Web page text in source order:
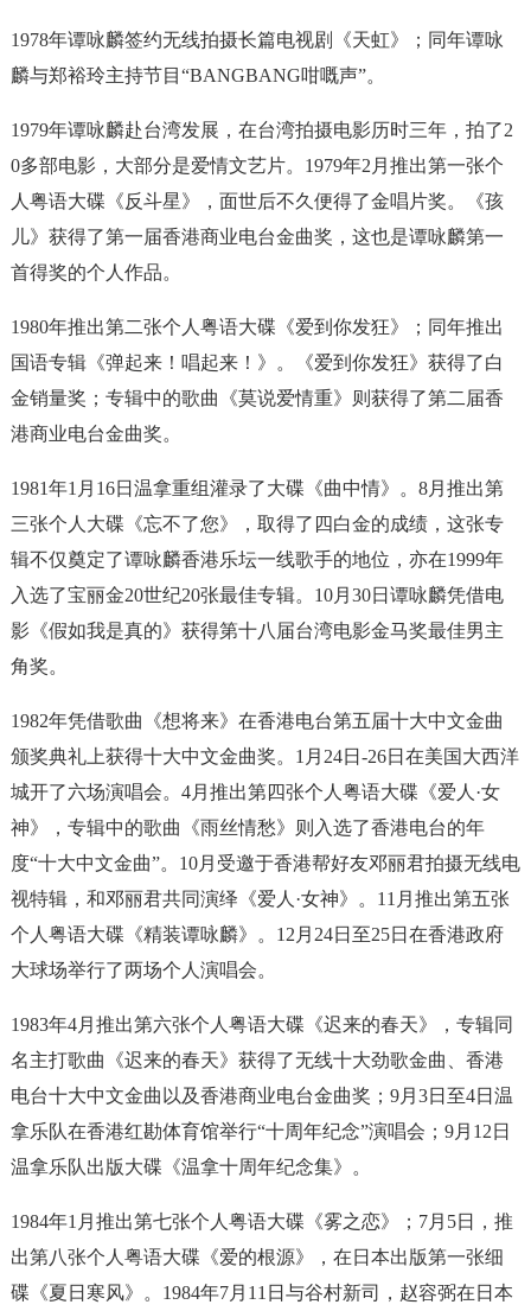
1978年谭咏麟签约无线拍摄长篇电视剧《天虹》；同年谭咏
麟与郑裕玲主持节目“BANGBANG咁嘅声”。
1979年谭咏麟赴台湾发展，在台湾拍摄电影历时三年，拍了2
0多部电影，大部分是爱情文艺片。1979年2月推出第一张个
人粤语大碟《反斗星》，面世后不久便得了金唱片奖。《孩
儿》获得了第一届香港商业电台金曲奖，这也是谭咏麟第一
首得奖的个人作品。
1980年推出第二张个人粤语大碟《爱到你发狂》；同年推出
国语专辑《弹起来！唱起来！》。《爱到你发狂》获得了白
金销量奖；专辑中的歌曲《莫说爱情重》则获得了第二届香
港商业电台金曲奖。
1981年1月16日温拿重组灌录了大碟《曲中情》。8月推出第
三张个人大碟《忘不了您》，取得了四白金的成绩，这张专
辑不仅奠定了谭咏麟香港乐坛一线歌手的地位，亦在1999年
入选了宝丽金20世纪20张最佳专辑。10月30日谭咏麟凭借电
影《假如我是真的》获得第十八届台湾电影金马奖最佳男主
角奖。
1982年凭借歌曲《想将来》在香港电台第五届十大中文金曲
颁奖典礼上获得十大中文金曲奖。1月24日-26日在美国大西洋
城开了六场演唱会。4月推出第四张个人粤语大碟《爱人·女
神》，专辑中的歌曲《雨丝情愁》则入选了香港电台的年
度“十大中文金曲”。10月受邀于香港帮好友邓丽君拍摄无线电
视特辑，和邓丽君共同演绎《爱人·女神》。11月推出第五张
个人粤语大碟《精装谭咏麟》。12月24日至25日在香港政府
大球场举行了两场个人演唱会。
1983年4月推出第六张个人粤语大碟《迟来的春天》，专辑同
名主打歌曲《迟来的春天》获得了无线十大劲歌金曲、香港
电台十大中文金曲以及香港商业电台金曲奖；9月3日至4日温
拿乐队在香港红勘体育馆举行“十周年纪念”演唱会；9月12日
温拿乐队出版大碟《温拿十周年纪念集》。
1984年1月推出第七张个人粤语大碟《雾之恋》；7月5日，推
出第八张个人粤语大碟《爱的根源》，在日本出版第一张细
碟《夏日寒风》。1984年7月11日与谷村新司，赵容弼在日本